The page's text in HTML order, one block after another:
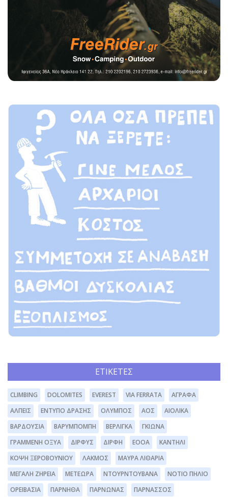
ΕΤΙΚΈΤΕΣ
CLIMBING DOLOMITES EVEREST VIA FERRATA
ΆΓΡΑΦΑ
ΆΛΠΕΙΣ
ΈΝΤΥΠΟ ΔΡΆΣΗΣ ΌΛΥΜΠΟΣ ΑΟΣ
ΑΙΟΛΙΚΆ
ΒΑΡΔΟΎΣΙΑ
ΒΑΡΥΜΠΌΜΠΗ ΒΕΡΛΊΓΚΑ
ΓΚΙΏΝΑ
ΓΡΑΜΜΈΝΗ ΟΞΥΆ
ΔΊΡΦΥΣ ΔΙΡΦΗ ΕΟΟΑ
ΚΑΝΤΉΛΙ
ΚΌΨΗ ΞΕΡΟΒΟΥΝΊΟΥ
ΛΆΚΜΟΣ
ΜΑΥΡΑ ΛΙΘΆΡΙΑ
ΜΕΓΆΛΗ ΖΉΡΕΙΑ
ΜΕΤΈΩΡΑ ΝΤΟΥΡΝΤΟΥΒΆΝΑ
ΝΌΤΙΟ ΠΉΛΙΟ
ΟΡΕΙΒΑΣΊΑ
ΠΆΡΝΗΘΑ ΠΆΡΝΩΝΑΣ ΠΑΡΝΑΣΣΌΣ